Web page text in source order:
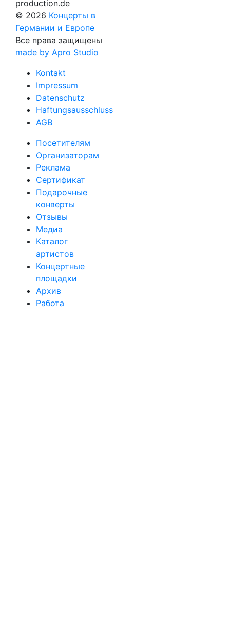
production.de
© 2026 Концерты в
Германии и Европе
Все права защищены
made by Apro Studio
Kontakt
Impressum
Datenschutz
Haftungsausschluss
AGB
Посетителям
Организаторам
Реклама
Сертификат
Подарочные
конверты
Отзывы
Медиа
Каталог
артистов
Концертные
площадки
Архив
Работа